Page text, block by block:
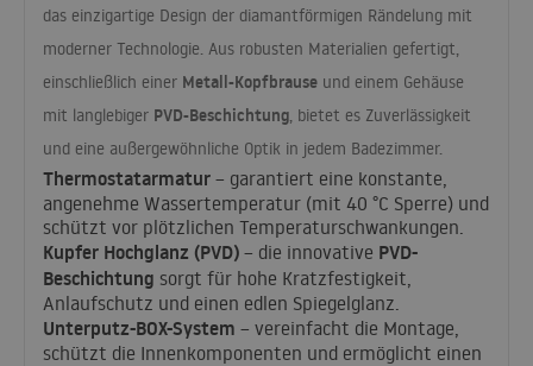
das einzigartige Design der diamantförmigen Rändelung mit
moderner Technologie. Aus robusten Materialien gefertigt,
einschließlich einer Metall-Kopfbrause und einem Gehäuse
mit langlebiger PVD-Beschichtung, bietet es Zuverlässigkeit
und eine außergewöhnliche Optik in jedem Badezimmer.
Thermostatarmatur – garantiert eine konstante,
angenehme Wassertemperatur (mit 40 °C Sperre) und
schützt vor plötzlichen Temperaturschwankungen.
Kupfer Hochglanz (PVD) – die innovative PVD-
Beschichtung sorgt für hohe Kratzfestigkeit,
Anlaufschutz und einen edlen Spiegelglanz.
Unterputz-BOX-System – vereinfacht die Montage,
schützt die Innenkomponenten und ermöglicht einen